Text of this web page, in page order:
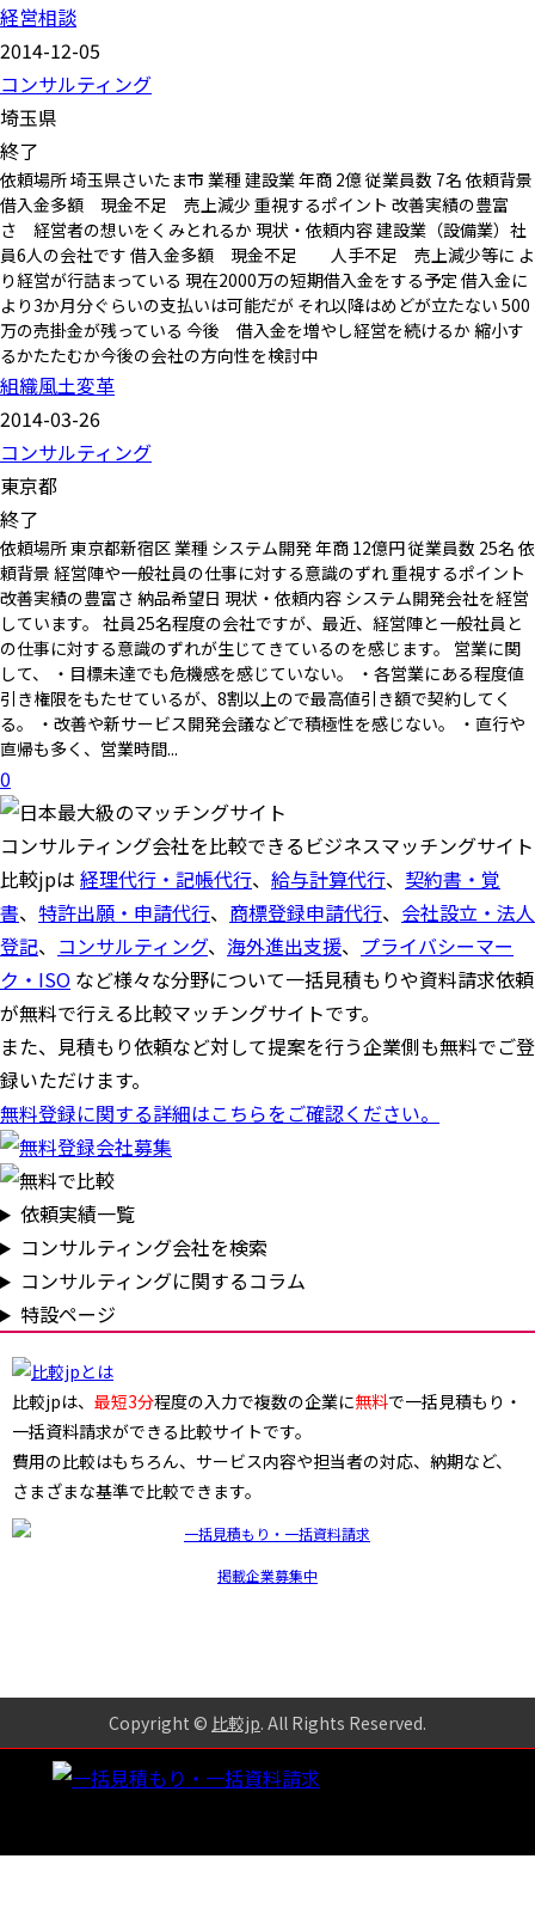
経営相談
2014-12-05
コンサルティング
埼玉県
終了
依頼場所 埼玉県さいたま市 業種 建設業 年商 2億 従業員数 7名 依頼背景
借入金多額 現金不足 売上減少 重視するポイント 改善実績の豊富
さ 経営者の想いをくみとれるか 現状・依頼内容 建設業（設備業）社
員6人の会社です 借入金多額 現金不足 人手不足 売上減少等に よ
り経営が行詰まっている 現在2000万の短期借入金をする予定 借入金に
より3か月分ぐらいの支払いは可能だが それ以降はめどが立たない 500
万の売掛金が残っている 今後 借入金を増やし経営を続けるか 縮小す
るかたたむか今後の会社の方向性を検討中
組織風土変革
2014-03-26
コンサルティング
東京都
終了
依頼場所 東京都新宿区 業種 システム開発 年商 12億円 従業員数 25名 依
頼背景 経営陣や一般社員の仕事に対する意識のずれ 重視するポイント
改善実績の豊富さ 納品希望日 現状・依頼内容 システム開発会社を経営
しています。 社員25名程度の会社ですが、最近、経営陣と一般社員と
の仕事に対する意識のずれが生じてきているのを感じます。 営業に関
して、 ・目標未達でも危機感を感じていない。 ・各営業にある程度値
引き権限をもたせているが、8割以上ので最高値引き額で契約してく
る。 ・改善や新サービス開発会議などで積極性を感じない。 ・直行や
直帰も多く、営業時間...
0
コンサルティング会社を比較できるビジネスマッチングサイト
比較jpは 経理代行・記帳代行、 給与計算代行、 契約書・覚
書、 特許出願・申請代行、 商標登録申請代行、 会社設立・法人
登記、 コンサルティング、 海外進出支援、 プライバシーマー
ク・ISO など様々な分野について一括見積もりや資料請求依頼
が無料で行える比較マッチングサイトです。
また、見積もり依頼など対して提案を行う企業側も無料でご登
録いただけます。
無料登録に関する詳細はこちらをご確認ください。
依頼実績一覧
コンサルティング会社を検索
コンサルティングに関するコラム
特設ページ
比較jpは、 最短3分程度の入力で複数の企業に無料で一括見積もり・
一括資料請求ができる比較サイトです。
費用の比較はもちろん、サービス内容や担当者の対応、納期など、
さまざまな基準で比較できます。
掲載企業募集中
Copyright © 比較jp. All Rights Reserved.